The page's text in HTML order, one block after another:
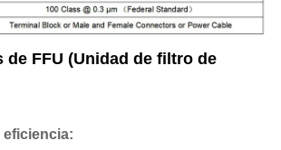
de FFU (Unidad de filtro de
eficiencia: